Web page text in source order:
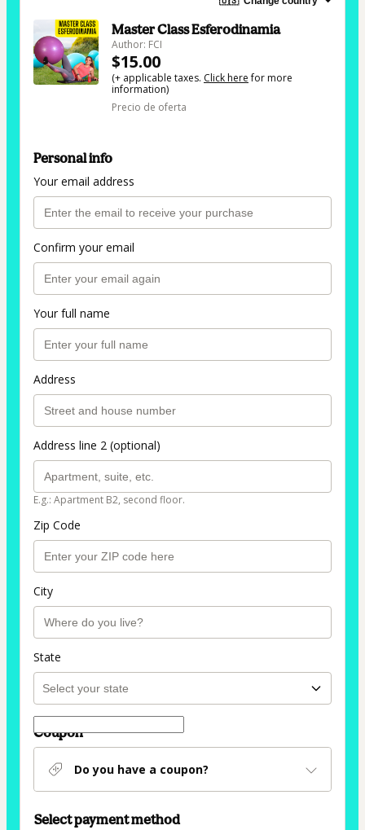
Master Class Esferodinamia
Author: FCI
$15.00
(+ applicable taxes. Click herefor more
information)
Precio de oferta
Personal info
Your email address
Confirm your email
Your full name
Address
Address line 2 (optional)
E.g.: Apartment B2, second floor.
Zip Code
City
State
Coupon
Do you have a coupon?
Select payment method